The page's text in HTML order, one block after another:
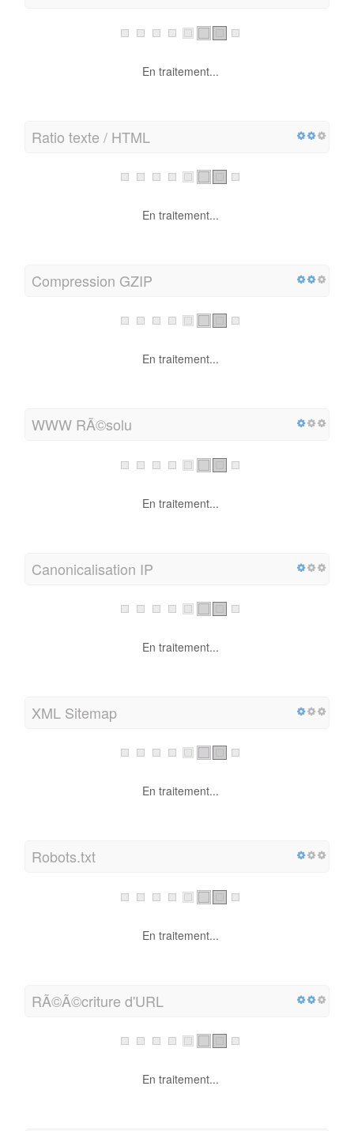
En traitement...
Ratio texte / HTML
En traitement...
Compression GZIP
En traitement...
WWW RÃ©solu
En traitement...
Canonicalisation IP
En traitement...
XML Sitemap
En traitement...
Robots.txt
En traitement...
RÃ©Ã©criture d'URL
En traitement...